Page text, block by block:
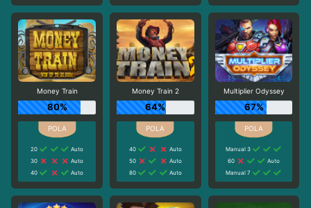
Money Train
80%
20
Auto
30
Auto
40
Auto
Money Train 2
64%
40
Auto
50
Auto
80
Auto
Multiplier Odyssey
67%
Manual 3
60
Auto
Manual 7